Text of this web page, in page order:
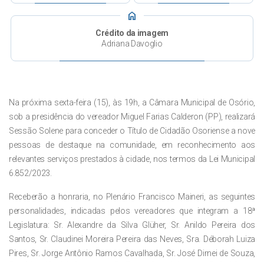
home
Crédito da imagem
Adriana Davoglio
Na próxima sexta-feira (15), às 19h, a Câmara Municipal de Osório,
sob a presidência do vereador Miguel Farias Calderon (PP), realizará
Sessão Solene para conceder o Título de Cidadão Osoriense a nove
pessoas de destaque na comunidade, em reconhecimento aos
relevantes serviços prestados à cidade, nos termos da Lei Municipal
6.852/2023.
Receberão a honraria, no Plenário Francisco Maineri, as seguintes
personalidades, indicadas pelos vereadores que integram a 18ª
Legislatura: Sr. Alexandre da Silva Glüher, Sr. Anildo Pereira dos
Santos, Sr. Claudinei Moreira Pereira das Neves, Sra. Déborah Luiza
Pires, Sr. Jorge Antônio Ramos Cavalhada, Sr. José Dirnei de Souza,